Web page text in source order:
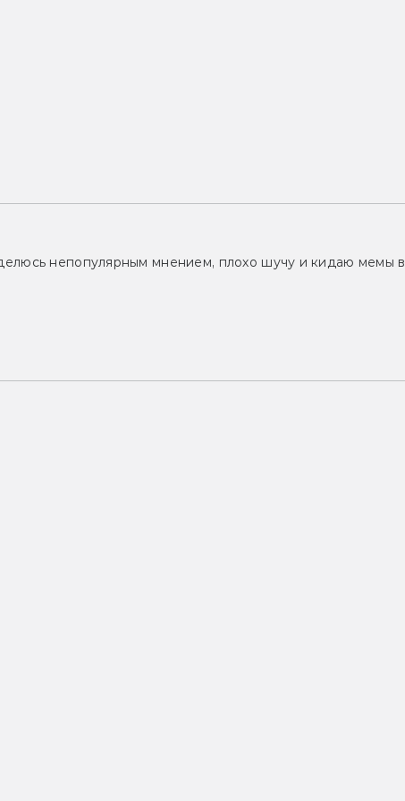
непопулярным мнением, плохо шучу и кидаю мемы в